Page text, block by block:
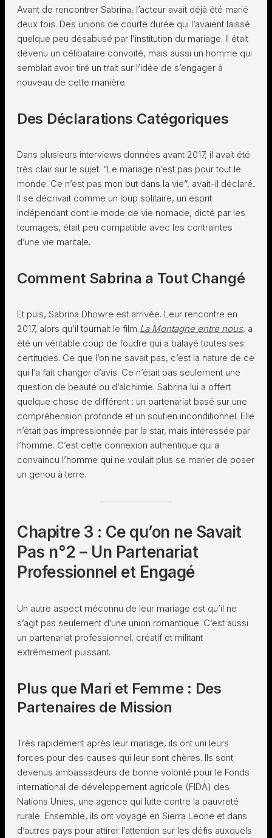
Avant de rencontrer Sabrina, l’acteur avait déjà été marié
deux fois. Des unions de courte durée qui l’avaient laissé
quelque peu désabusé par l’institution du mariage. Il était
devenu un célibataire convoité, mais aussi un homme qui
semblait avoir tiré un trait sur l’idée de s’engager à
nouveau de cette manière.
Des Déclarations Catégoriques
Dans plusieurs interviews données avant 2017, il avait été
très clair sur le sujet. “Le mariage n’est pas pour tout le
monde. Ce n’est pas mon but dans la vie”, avait-il déclaré.
Il se décrivait comme un loup solitaire, un esprit
indépendant dont le mode de vie nomade, dicté par les
tournages, était peu compatible avec les contraintes
d’une vie maritale.
Comment Sabrina a Tout Changé
Et puis, Sabrina Dhowre est arrivée. Leur rencontre en
2017, alors qu’il tournait le film La Montagne entre nous, a
été un véritable coup de foudre qui a balayé toutes ses
certitudes. Ce que l’on ne savait pas, c’est la nature de ce
qui l’a fait changer d’avis. Ce n’était pas seulement une
question de beauté ou d’alchimie. Sabrina lui a offert
quelque chose de différent : un partenariat basé sur une
compréhension profonde et un soutien inconditionnel. Elle
n’était pas impressionnée par la star, mais intéressée par
l’homme. C’est cette connexion authentique qui a
convaincu l’homme qui ne voulait plus se marier de poser
un genou à terre.
Chapitre 3 : Ce qu’on ne Savait
Pas n°2 – Un Partenariat
Professionnel et Engagé
Un autre aspect méconnu de leur mariage est qu’il ne
s’agit pas seulement d’une union romantique. C’est aussi
un partenariat professionnel, créatif et militant
extrêmement puissant.
Plus que Mari et Femme : Des
Partenaires de Mission
Très rapidement après leur mariage, ils ont uni leurs
forces pour des causes qui leur sont chères. Ils sont
devenus ambassadeurs de bonne volonté pour le Fonds
international de développement agricole (FIDA) des
Nations Unies, une agence qui lutte contre la pauvreté
rurale. Ensemble, ils ont voyagé en Sierra Leone et dans
d’autres pays pour attirer l’attention sur les défis auxquels